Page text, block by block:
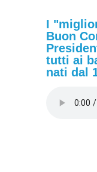
I
Buon
tutti ai
nati dal